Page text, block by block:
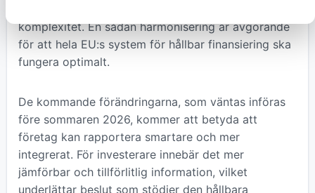
komplexitet. En sådan harmonisering är avgörande
för att hela EU:s system för hållbar finansiering ska
fungera optimalt.
De kommande förändringarna, som väntas införas
före sommaren 2026, kommer att betyda att
företag kan rapportera smartare och mer
integrerat. För investerare innebär det mer
jämförbar och tillförlitlig information, vilket
underlättar beslut som stödjer den hållbara